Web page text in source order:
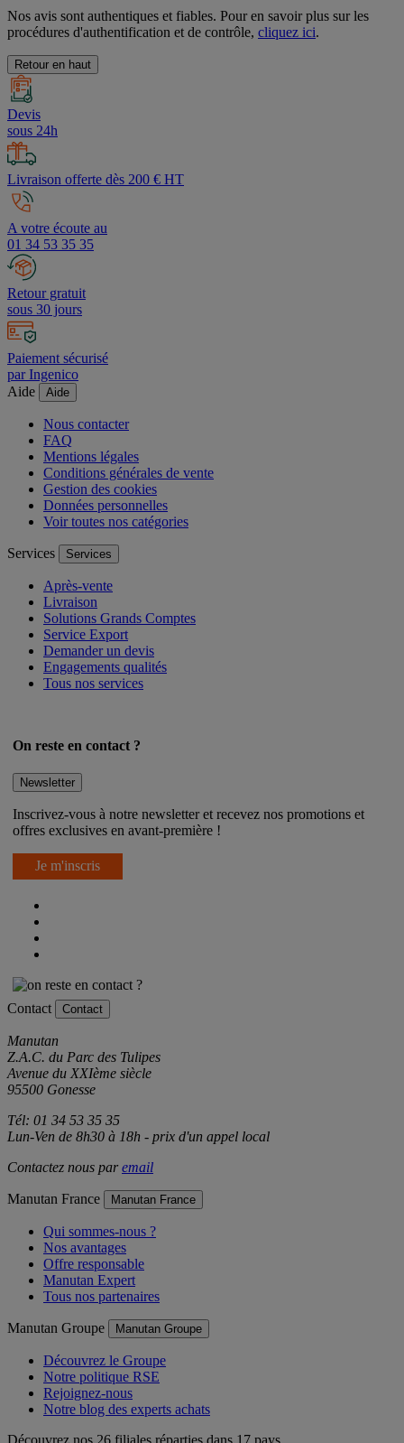
Nos avis sont authentiques et fiables. Pour en savoir plus sur les
procédures d'authentification et de contrôle, cliquez ici.
Retour en haut
Devis
sous 24h
Livraison offerte dès 200 € HT
A votre écoute au
01 34 53 35 35
Retour gratuit
sous 30 jours
Paiement sécurisé
par Ingenico
Aide
Aide
Nous contacter
FAQ
Mentions légales
Conditions générales de vente
Gestion des cookies
Données personnelles
Voir toutes nos catégories
Services Services
Après-vente
Livraison
Solutions Grands Comptes
Service Export
Demander un devis
Engagements qualités
Tous nos services
On reste en contact ?
Newsletter
Inscrivez-vous à notre newsletter et recevez nos promotions et
offres exclusives en avant-première !
Je m'inscris
Contact Contact
Manutan
Z.A.C. du Parc des Tulipes
Avenue du XXIème siècle
95500 Gonesse
Tél: 01 34 53 35 35
Lun-Ven de 8h30 à 18h - prix d'un appel local
Contactez nous paremail
Manutan France Manutan France
Qui sommes-nous ?
Nos avantages
Offre responsable
Manutan Expert
Tous nos partenaires
Manutan Groupe Manutan Groupe
Découvrez le Groupe
Notre politique RSE
Rejoignez-nous
Notre blog des experts achats
Découvrez nos 26 filiales réparties dans 17 pays.